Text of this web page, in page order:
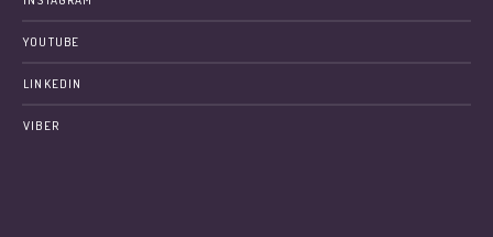
YOUTUBE
LINKEDIN
VIBER